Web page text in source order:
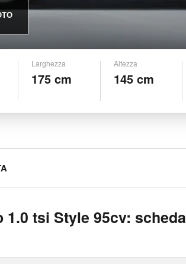
Larghezza
175 cm
Altezza
145 cm
1.0 tsi Style 95cv: scheda